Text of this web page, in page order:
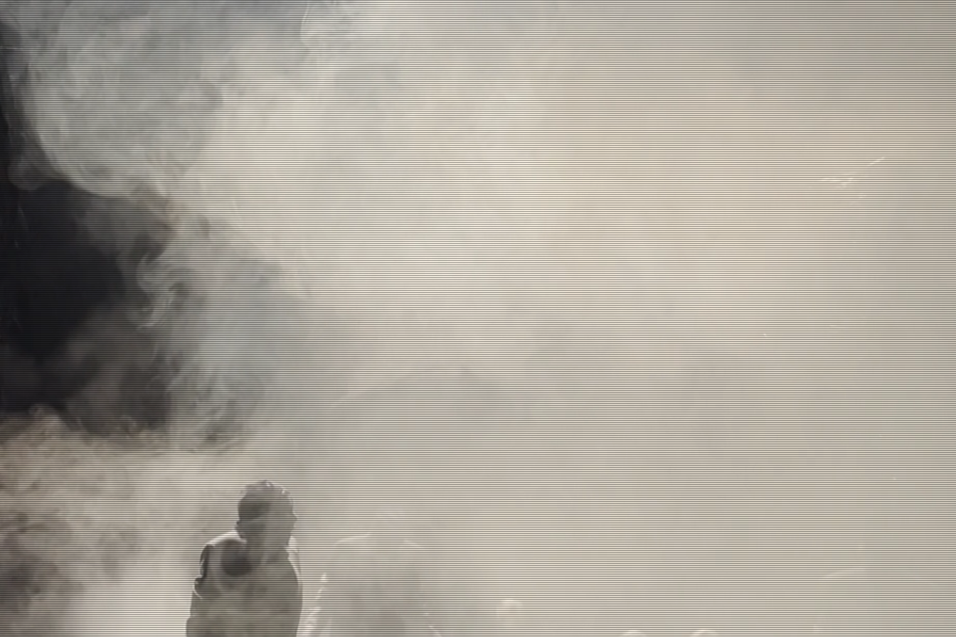
Tilda Aspelin Scenografi I Kostym Design
Scen Film CV Kontakt